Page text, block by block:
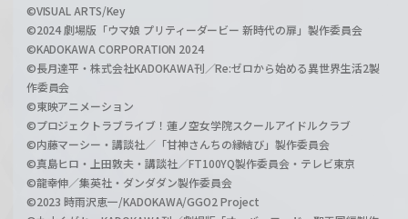
©VISUAL ARTS/Key
©2024 劇場版「ウマ娘 プリティーダービー 新時代の扉」製作委員会
©KADOKAWA CORPORATION 2024
©長月達平・株式会社KADOKAWA刊／Re:ゼロから始める異世界生活2製
作委員会
©東映アニメーション
©プロジェクトラブライブ！蓮ノ空女学院スクールアイドルクラブ
©内藤マーシー・講談社／「甘神さんちの縁結び」製作委員会
©真島ヒロ・上田敦夫・講談社／FT100YQ製作委員会・テレビ東京
©龍幸伸／集英社・ダンダダン製作委員会
©2023 時雨沢恵一/KADOKAWA/GGO2 Project